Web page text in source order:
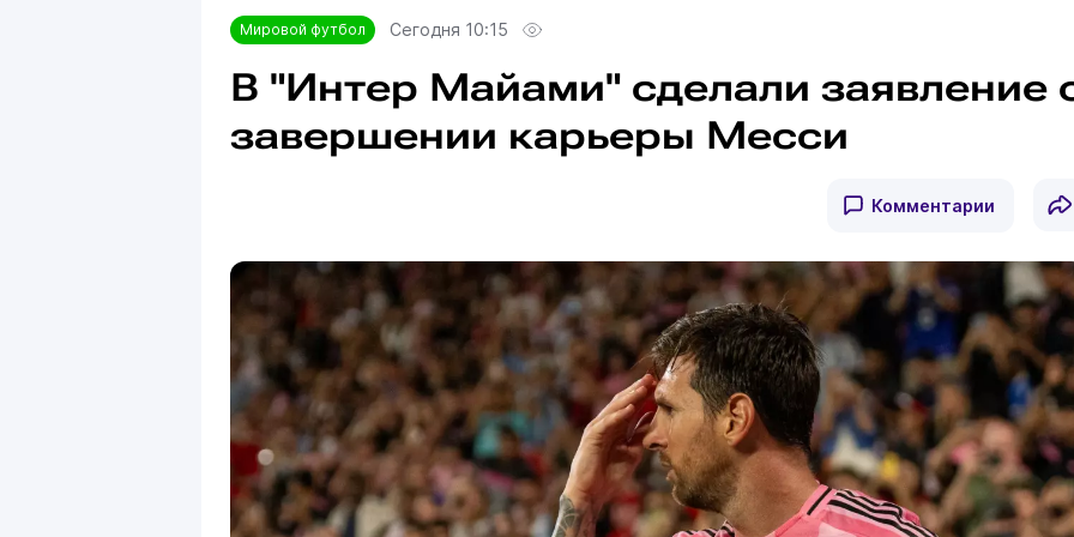
Мировой футбол Сегодня 10:15
В "Интер Майами" сделали заявление
завершении карьеры Месси
Комментарии